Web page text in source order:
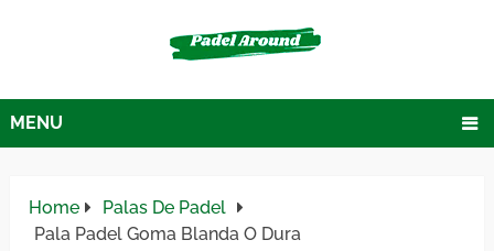
MENU
Home
Palas De Padel
Pala Padel Goma Blanda O Dura